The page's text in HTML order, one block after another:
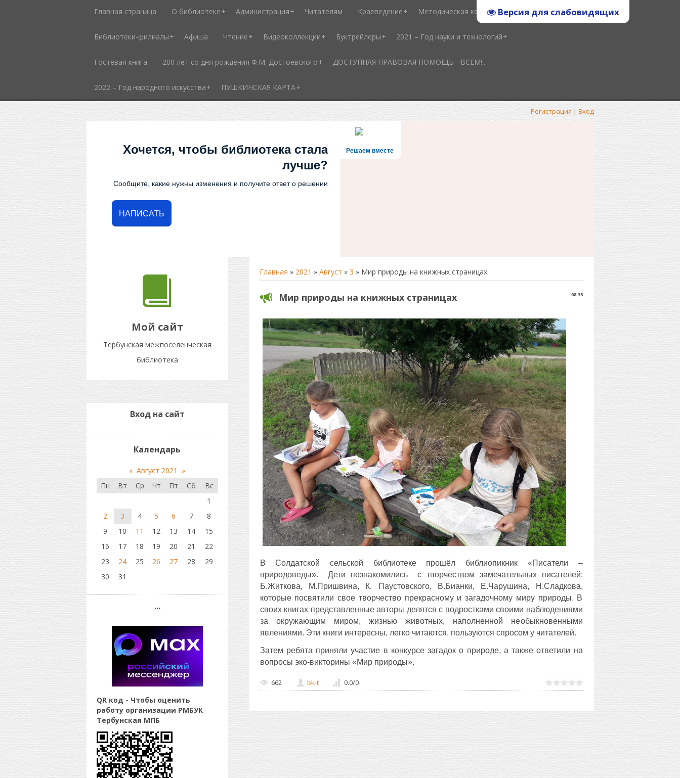
Версия для слабовидящих
Главная страница О библиотеке Администрация Читателям Краеведение Методическая копилка
Библиотеки-филиалы Афиша Чтение Видеоколлекции Буктрейлеры 2021 – Год науки и технологий
Гостевая книга 200 лет со дня рождения Ф.М. Достоевского ДОСТУПНАЯ ПРАВОВАЯ ПОМОЩЬ - ВСЕМ!...
2022 – Год народного искусства ПУШКИНСКАЯ КАРТА
Регистрация | Вход
Решаем вместе
Хочется, чтобы библиотека стала
лучше?
Сообщите, какие нужны изменения и получите ответ о решении
НАПИСАТЬ
Мой сайт
Тербунская межпоселенческая
библиотека
Главная » 2021 » Август » 3 » Мир природы на книжных страницах
08:33
Мир природы на книжных страницах
В Солдатской сельской библиотеке прошёл библиопикник «Писатели –
природоведы». Дети познакомились с творчеством замечательных писателей:
Б.Житкова, М.Пришвина, К. Паустовского, В.Бианки, Е.Чарушина, Н.Сладкова,
которые посвятили свое творчество прекрасному и загадочному миру природы. В
своих книгах представленные авторы делятся с подростками своими наблюдениями
за окружающим миром, жизнью животных, наполненной необыкновенными
явлениями. Эти книги интересны, легко читаются, пользуются спросом у читателей.
Затем ребята приняли участие в конкурсе загадок о природе, а также ответили на
вопросы эко-викторины «Мир природы».
662 bk-t 0.0/0
Вход на сайт
Календарь
« Август 2021
»
Пн
Вт Ср Чт Пт Сб
Вс
1
2
3 4 5 6 7
8
9
10 11 12 13 14
15
16
17 18 19 20 21
22
23
24 25 26 27 28
29
30
31
...
QR код - Чтобы оценить
работу организации РМБУК
Тербунская МПБ